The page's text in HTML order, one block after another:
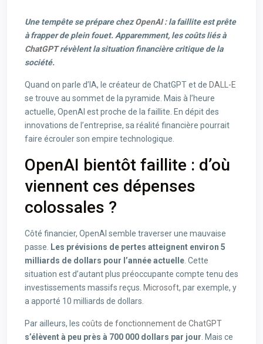
Une tempête se prépare chezOpenAI: la faillite est prête
à frapper de plein fouet. Apparemment, les coûts liés à
ChatGPTrévèlent la situation financière critique de la
société.
Quand on parle d’IA, le créateur de ChatGPT et de DALL-E
se trouve au sommet de la pyramide. Mais à l’heure
actuelle, OpenAI est proche de la faillite. En dépit des
innovations de l’entreprise, sa réalité financière pourrait
faire écrouler son empire technologique.
OpenAI bientôt faillite : d’où
viennent ces dépenses
colossales ?
Côté financier, OpenAI semble traverser une mauvaise
passe.
Les prévisions de pertes atteignent environ 5
milliards de dollars pour l’année actuelle . Cette
situation est d’autant plus préoccupante compte tenu des
investissements massifs reçus. Microsoft, par exemple, y
a apporté 10 milliards de dollars.
Par ailleurs, les coûts de fonctionnement de ChatGPT
s’élèvent à peu près à 700 000 dollars par jour . Mais ce